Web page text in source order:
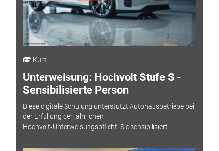
Kurs
Unterweisung: Hochvolt Stufe S -
Sensibilisierte Person
Diese digitale Schulung unterstützt Autohausbetriebe bei
der Erfüllung der jährlichen
Hochvolt‑Unterweisungspflicht. Sie sensibilisiert...